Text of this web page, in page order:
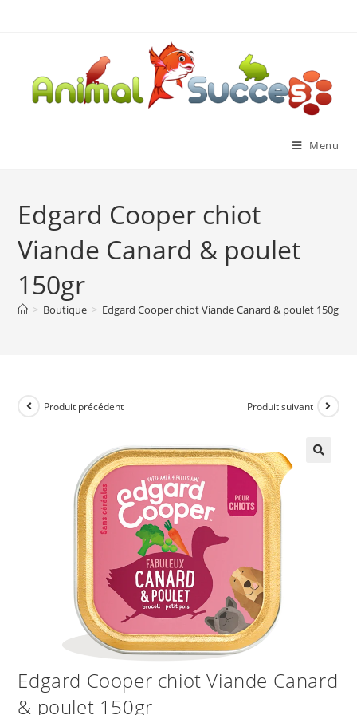
Menu
Edgard Cooper chiot
Viande Canard & poulet
150gr
> Boutique > Edgard Cooper chiot Viande Canard & poulet 150gr
Produit précédent Produit suivant
Edgard Cooper chiot Viande Canard
& poulet 150gr